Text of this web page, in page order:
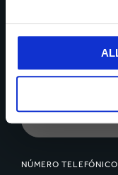
NÚMERO TELEFÓNICO